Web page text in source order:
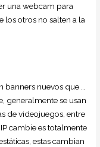
una webcam para
los otros no salten a la
banners nuevos que …
generalmente se usan
de videojuegos, entre
cambie es totalmente
estas cambian